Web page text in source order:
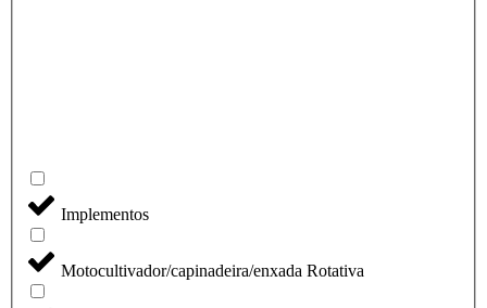
Implementos
Motocultivador/capinadeira/enxada Rotativa